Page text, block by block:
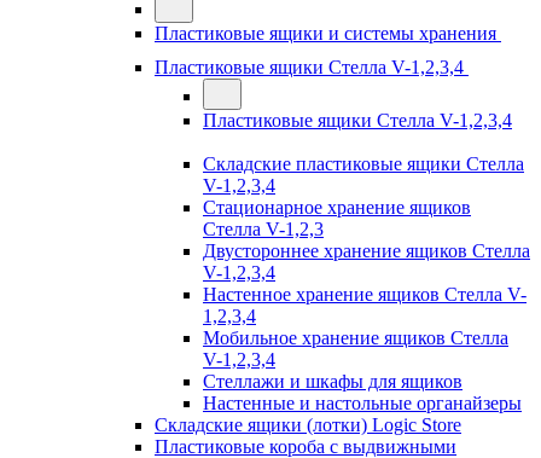
Пластиковые ящики и системы хранения
Пластиковые ящики Стелла V-1,2,3,4
Пластиковые ящики Стелла V-1,2,3,4
Складские пластиковые ящики Стелла
V-1,2,3,4
Стационарное хранение ящиков
Стелла V-1,2,3
Двустороннее хранение ящиков Стелла
V-1,2,3,4
Настенное хранение ящиков Стелла V-
1,2,3,4
Мобильное хранение ящиков Стелла
V-1,2,3,4
Стеллажи и шкафы для ящиков
Настенные и настольные органайзеры
Складские ящики (лотки) Logiс Store
Пластиковые короба с выдвижными